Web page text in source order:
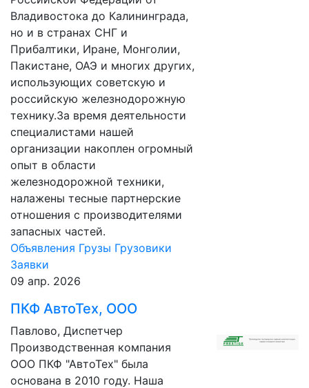
Владивостока до Калининграда,
но и в странах СНГ и
Прибалтики, Иране, Монголии,
Пакистане, ОАЭ и многих других,
использующих советскую и
российскую железнодорожную
технику.За время деятельности
специалистами нашей
организации накоплен огромный
опыт в области
железнодорожной техники,
налажены тесные партнерские
отношения с производителями
запасных частей.
Объявления Грузы Грузовики
Заявки
09 апр. 2026
ПКФ АвтоТех, ООО
Павлово, Диспетчер
Производственная компания
ООО ПКФ "АвтоТех" была
основана в 2010 году. Наша